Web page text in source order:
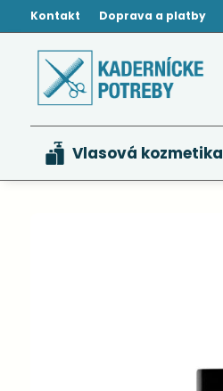
Kontakt Doprava a platby
Vlasová kozmetika